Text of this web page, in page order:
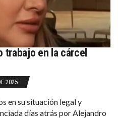
trabajo en la cárcel
2025
en su situación legal y
días atrás por Alejandro